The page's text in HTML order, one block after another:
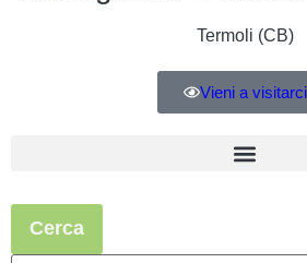
Termoli (CB)
Vieni a visitarci
Cerca